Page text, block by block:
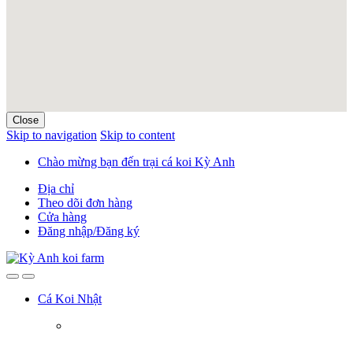
Close
Skip to navigation Skip to content
Chào mừng bạn đến trại cá koi Kỳ Anh
Địa chỉ
Theo dõi đơn hàng
Cửa hàng
Đăng nhập/Đăng ký
Cá Koi Nhật